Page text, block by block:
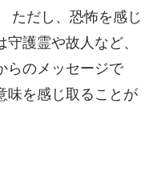
ただし、恐怖を感じ
護霊や故人など、
らのメッセージで
味を感じ取ることが